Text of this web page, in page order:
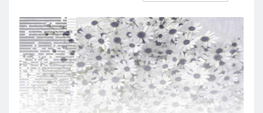
Кызылорда
Павлодар
Петропавловск
Семей
Талдыкорган
Тараз
Туркестан